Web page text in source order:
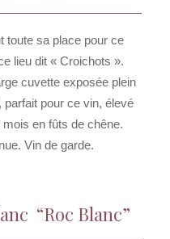
toute sa place pour ce
lieu dit « Croichots ».
cuvette exposée plein
parfait pour ce vin, élevé
en fûts de chêne.
Vin de garde.
“Roc Blanc”